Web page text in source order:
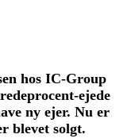
hos IC-Group
ejede
ny ejer. Nu er
blevet solgt.